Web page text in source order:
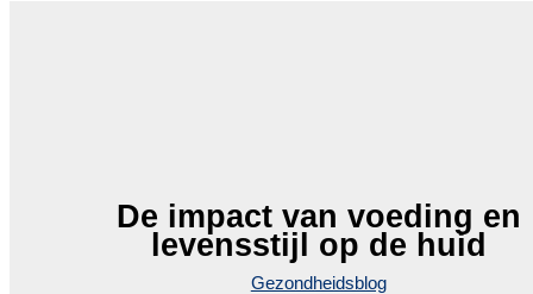
De impact van voeding en
levensstijl op de huid
Gezondheidsblog